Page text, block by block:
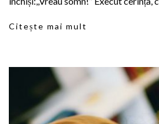
Citește mai mult